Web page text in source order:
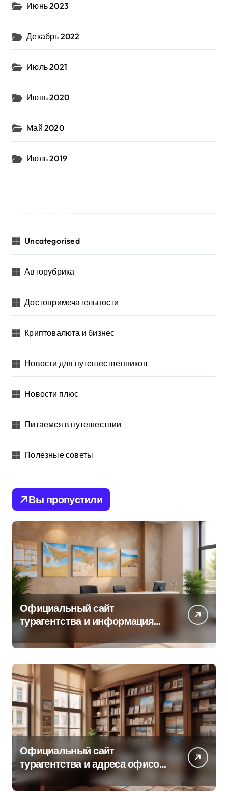
Июнь 2023
Декабрь 2022
Июль 2021
Июнь 2020
Май 2020
Июль 2019
Uncategorised
Авторубрика
Достопримечательности
Криптовалюта и бизнес
Новости для путешественников
Новости плюс
Питаемся в путешествии
Полезные советы
Вы пропустили
Официальный сайт
турагентства и информация
Официальный сайт
турагентства и адреса офисов
продаж по регионам